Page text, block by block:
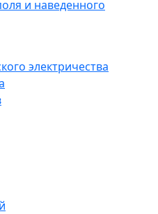
и наведенного
электричества